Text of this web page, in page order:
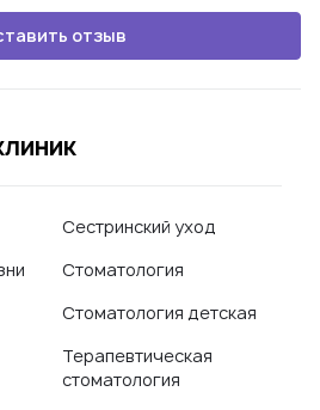
отзыв
Сестринский уход
Стоматология
Стоматология детская
Терапевтическая
стоматология